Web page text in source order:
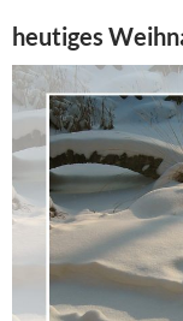
heutiges